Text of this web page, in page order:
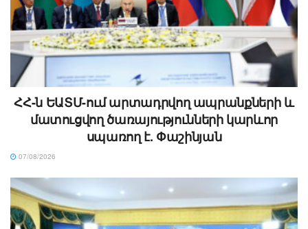
ՀՀ-ն ԵԱՏՄ-ում արտադրվող ապրանքների և
մատուցվող ծառայությունների կարևոր
սպառող է. Փաշինյան
07/08/2026